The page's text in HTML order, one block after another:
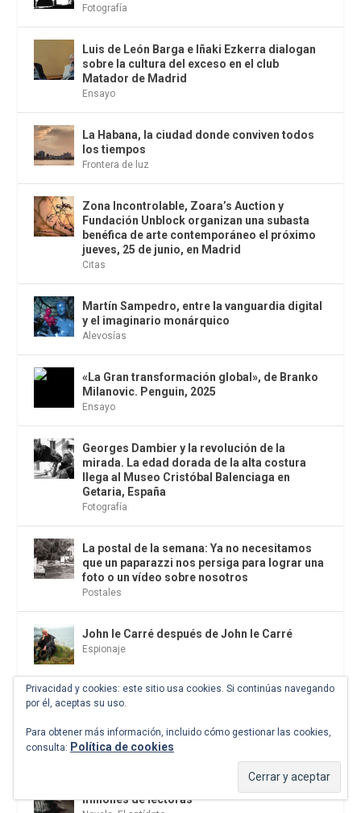
Fotografía
Luis de León Barga e Iñaki Ezkerra dialogan
sobre la cultura del exceso en el club
Matador de Madrid
Ensayo
La Habana, la ciudad donde conviven todos
los tiempos
Frontera de luz
Zona Incontrolable, Zoara’s Auction y
Fundación Unblock organizan una subasta
benéfica de arte contemporáneo el próximo
jueves, 25 de junio, en Madrid
Citas
Martín Sampedro, entre la vanguardia digital
y el imaginario monárquico
Alevosías
«La Gran transformación global», de Branko
Milanovic. Penguin, 2025
Ensayo
Georges Dambier y la revolución de la
mirada. La edad dorada de la alta costura
llega al Museo Cristóbal Balenciaga en
Getaria, España
Fotografía
La postal de la semana: Ya no necesitamos
que un paparazzi nos persiga para lograr una
foto o un vídeo sobre nosotros
Postales
John le Carré después de John le Carré
Espionaje
Parix música. Miércoles 24 de junio de 2026
en Matadero Madrid)
Citas
Por qué la novela rosa oscura seduce a
millones de lectoras
Privacidad y cookies: este sitio usa cookies. Si continúas navegando
por él, aceptas su uso.
Para obtener más información, incluido cómo gestionar las cookies,
consulta: Política de cookies